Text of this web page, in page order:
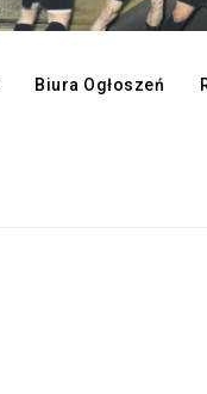
Biura Ogłoszeń